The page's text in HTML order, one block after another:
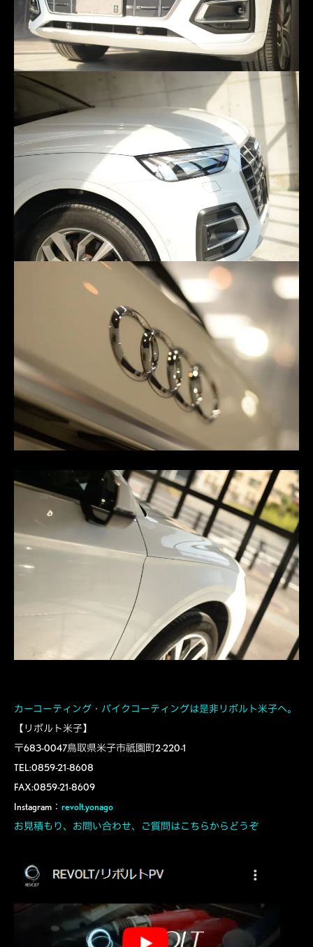
カーコーティング・バイクコーティングは是非リボルト米子へ。
【リボルト米子】
〒683-0047鳥取県米子市祇園町2-220-1
TEL:0859-21-8608
FAX:0859-21-8609
Instagram： revolt.yonago
お見積もり、お問い合わせ、ご質問はこちらからどうぞ